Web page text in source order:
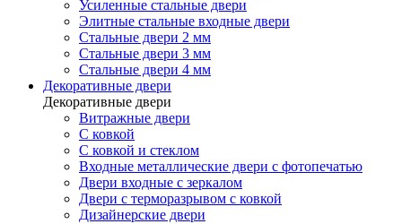
Усиленные стальные двери
Элитные стальные входные двери
Стальные двери 2 мм
Стальные двери 3 мм
Стальные двери 4 мм
Декоративные двери
Декоративные двери
Витражные двери
С ковкой
С ковкой и стеклом
Входные металлические двери с фотопечатью
Двери входные с зеркалом
Двери с терморазрывом с ковкой
Дизайнерские двери